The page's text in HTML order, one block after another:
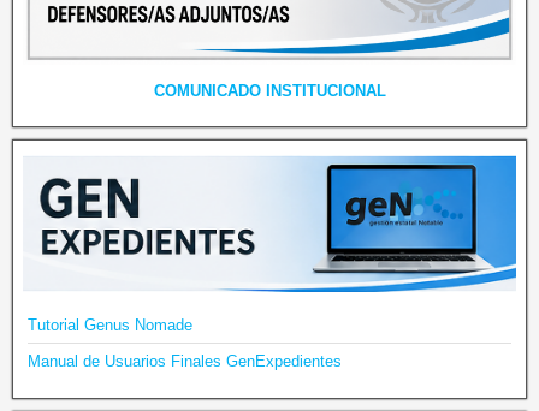
COMUNICADO INSTITUCIONAL
Tutorial Genus Nomade
Manual de Usuarios Finales GenExpedientes